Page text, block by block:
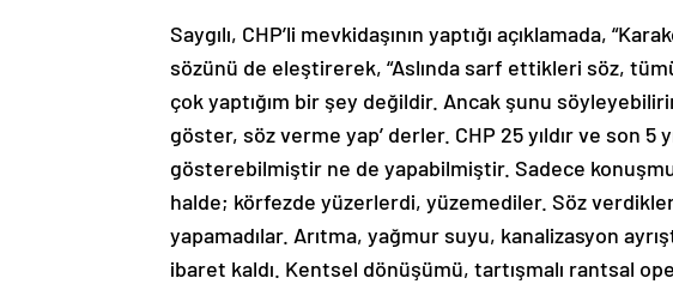
Saygılı, CHP’li mevkidaşının yaptığı açıklamada,
sözünü de eleştirerek, “Aslında sarf ettikleri söz,
çok yaptığım bir şey değildir. Ancak şunu
göster, söz verme yap’ derler. CHP 25 yıldır ve son
gösterebilmiştir ne de yapabilmiştir. Sadece
halde; körfezde yüzerlerdi, yüzemediler. Söz verdikleri
yapamadılar. Arıtma, yağmur suyu, kanalizasyon
ibaret kaldı. Kentsel dönüşümü, tartışmalı rantsal